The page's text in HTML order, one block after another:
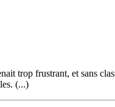
trop frustrant, et sans
(...)